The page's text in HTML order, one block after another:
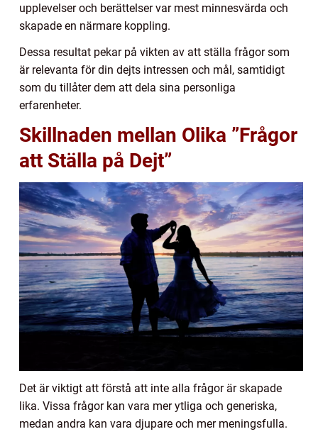
upplevelser och berättelser var mest minnesvärda och
skapade en närmare koppling.
Dessa resultat pekar på vikten av att ställa frågor som
är relevanta för din dejts intressen och mål, samtidigt
som du tillåter dem att dela sina personliga
erfarenheter.
Skillnaden mellan Olika ”Frågor
att Ställa på Dejt”
Det är viktigt att förstå att inte alla frågor är skapade
lika. Vissa frågor kan vara mer ytliga och generiska,
medan andra kan vara djupare och mer meningsfulla.